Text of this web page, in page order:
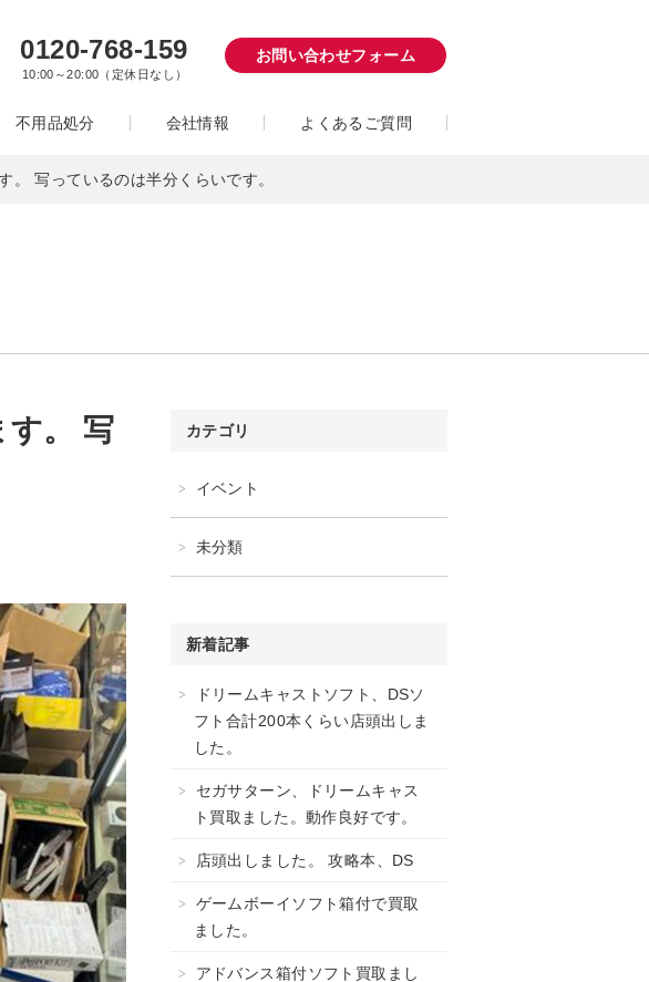
0120-768-159
10:00～20:00（定休日なし）
お問い合わせフォーム
不用品処分 会社情報 よくあるご質問
。 写っているのは半分くらいです。
す。 写
カテゴリ
イベント
未分類
新着記事
ドリームキャストソフト、DSソ
フト合計200本くらい店頭出しま
した。
セガサターン、ドリームキャス
ト買取ました。動作良好です。
店頭出しました。 攻略本、DS
ゲームボーイソフト箱付で買取
ました。
アドバンス箱付ソフト買取まし